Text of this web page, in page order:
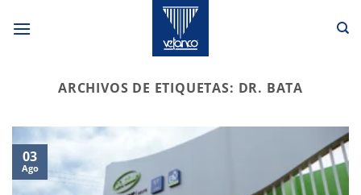
ARCHIVOS DE ETIQUETAS: DR. BATA
03
Ago